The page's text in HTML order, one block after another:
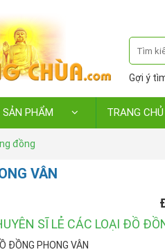
Gợi ý
PHẨM TRANG CHỦ
đồng
VÂN
SĨ LẺ CÁC LOẠI ĐỒ
ĐỒNG PHONG VÂN